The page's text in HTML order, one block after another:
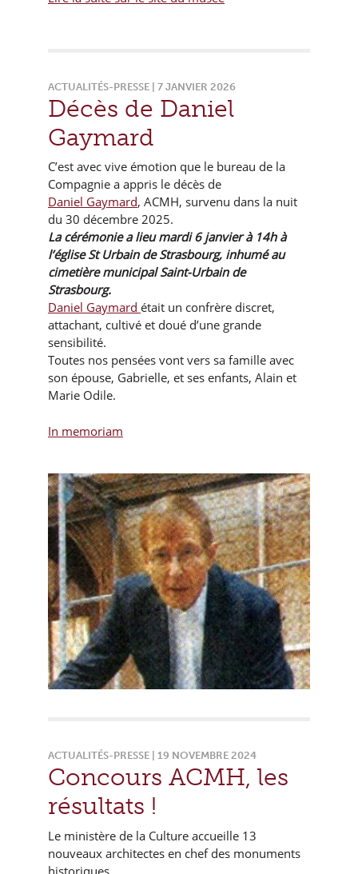
ACTUALITÉS-PRESSE | 7 JANVIER 2026
Décès de Daniel
Gaymard
C’est avec vive émotion que le bureau de la
Compagnie a appris le décès de
Daniel Gaymard, ACMH, survenu dans la nuit
du 30 décembre 2025.
La cérémonie a lieu mardi 6 janvier à 14h à
l’église St Urbain de Strasbourg, inhumé au
cimetière municipal Saint-Urbain de
Strasbourg.
Daniel Gaymard était un confrère discret,
attachant, cultivé et doué d’une grande
sensibilité.
Toutes nos pensées vont vers sa famille avec
son épouse, Gabrielle, et ses enfants, Alain et
Marie Odile.
In memoriam
ACTUALITÉS-PRESSE | 19 NOVEMBRE 2024
Concours ACMH, les
résultats !
Le ministère de la Culture accueille 13
nouveaux architectes en chef des monuments
historiques.